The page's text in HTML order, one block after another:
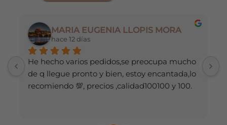
en
la
página
de
producto
en
de
producto
MARIA EUGENIA LLOPIS MORA
hace 12 días
He hecho varios pedidos,se preocupa mucho
de q llegue pronto y bien, estoy encantada,lo
recomiendo 💯, precios ,calidad100100 y 100.